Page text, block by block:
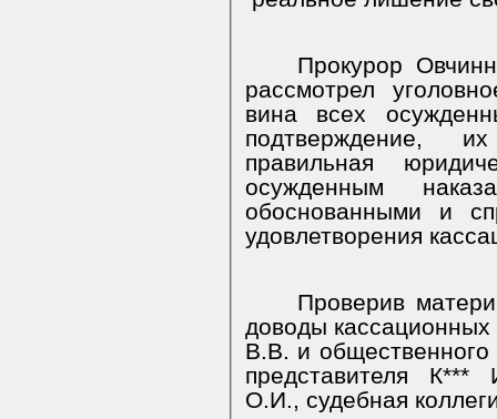
Прокурор
рассмотрел
вина всех
подтверждение,
правильная
осужденным
обоснованными и
удовлетворения
Проверив
доводы
В.В. и общественного
представителя К***
О.И., судебная